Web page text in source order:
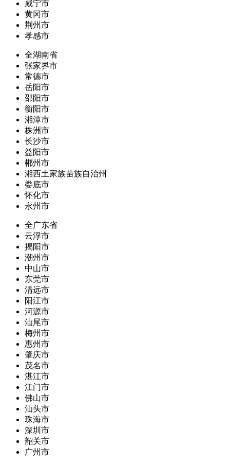
咸宁市
黄冈市
荆州市
孝感市
全湖南省
张家界市
常德市
岳阳市
邵阳市
衡阳市
湘潭市
株洲市
长沙市
益阳市
郴州市
湘西土家族苗族自治州
娄底市
怀化市
永州市
全广东省
云浮市
揭阳市
潮州市
中山市
东莞市
清远市
阳江市
河源市
汕尾市
梅州市
惠州市
肇庆市
茂名市
湛江市
江门市
佛山市
汕头市
珠海市
深圳市
韶关市
广州市